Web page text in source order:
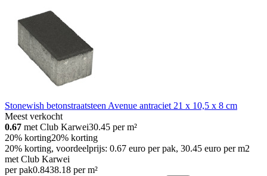
Stonewish betonstraatsteen Avenue antraciet 21 x 10,5 x 8 cm
Meest verkocht
0.67 met Club Karwei30.45 per m²
20% korting20% korting
20% korting, voordeelprijs: 0.67 euro per pak, 30.45 euro per m2
met Club Karwei
per pak0.8438.18 per m²